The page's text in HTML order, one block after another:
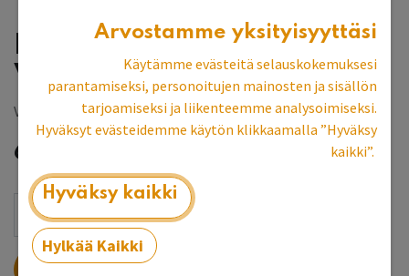
Pyöreä sohvapöytä
Vihreä/Mahonki
Vantaan myymälän esittelykpl
636,65
LISÄÄ OSTOSKORIIN
Arvostamme yksityisyyttäsi
Käytämme evästeitä selauskokemuksesi
parantamiseksi, personoitujen mainosten ja sisällön
tarjoamiseksi ja liikenteemme analysoimiseksi.
Hyväksyt evästeidemme käytön klikkaamalla ”Hyväksy
kaikki”.
Hyväksy kaikki
Hylkää Kaikki